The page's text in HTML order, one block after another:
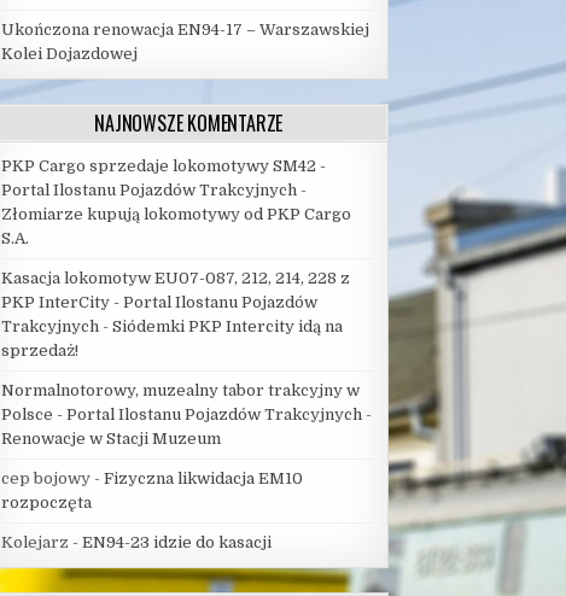
Ukończona renowacja EN94-17 – Warszawskiej
Kolei Dojazdowej
NAJNOWSZE KOMENTARZE
PKP Cargo sprzedaje lokomotywy SM42 -
Portal Ilostanu Pojazdów Trakcyjnych -
Złomiarze kupują lokomotywy od PKP Cargo
S.A.
Kasacja lokomotyw EU07-087, 212, 214, 228 z
PKP InterCity - Portal Ilostanu Pojazdów
Trakcyjnych -Siódemki PKP Intercity idą na
sprzedaż!
Normalnotorowy, muzealny tabor trakcyjny w
Polsce - Portal Ilostanu Pojazdów Trakcyjnych -
Renowacje w Stacji Muzeum
cep bojowy -Fizyczna likwidacja EM10
rozpoczęta
Kolejarz -EN94-23 idzie do kasacji